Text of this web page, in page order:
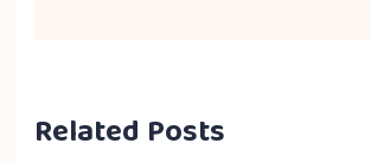
Related Posts